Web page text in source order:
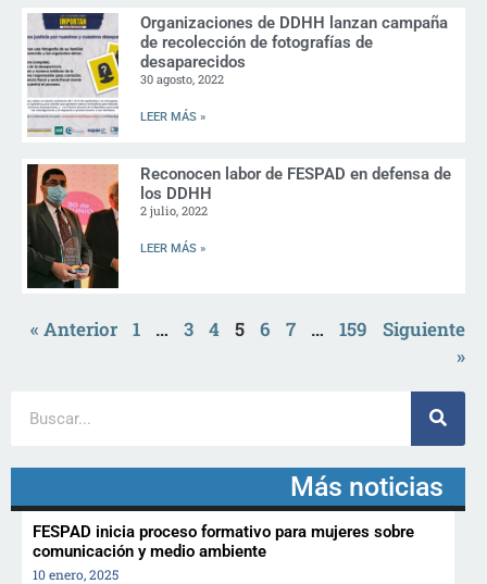
Organizaciones de DDHH lanzan campaña
de recolección de fotografías de
desaparecidos
30 agosto, 2022
LEER MÁS »
Reconocen labor de FESPAD en defensa de
los DDHH
2 julio, 2022
LEER MÁS »
« Anterior 1 … 3 4 5 6 7 … 159
Siguiente
»
Más noticias
FESPAD inicia proceso formativo para mujeres sobre
comunicación y medio ambiente
10 enero, 2025